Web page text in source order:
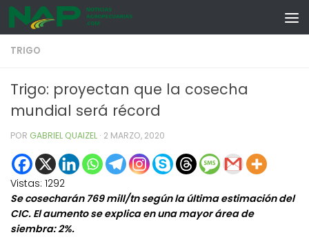
Skip to content
TRIGO
Trigo: proyectan que la cosecha
mundial será récord
POR GABRIEL QUAIZEL · 2 MARZO, 2020
Vistas: 1292
Se cosecharán 769 mill/tn según la última estimación del
CIC. El aumento se explica en una mayor área de
siembra: 2%.